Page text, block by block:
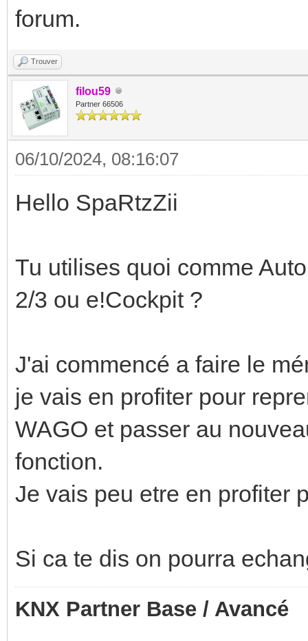
forum.
Trouver
filou59
Partner 66506
06/10/2024, 08:16:07
Hello SpaRtzZii
Tu utilises quoi comme
2/3 ou e!Cockpit ?
J'ai commencé a faire le
je vais en profiter pour
WAGO et passer au
fonction.
Je vais peu etre en profiter
Si ca te dis on pourra
KNX Partner Base / Avancé